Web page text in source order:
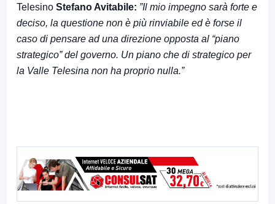
Telesino Stefano Avitabile: ”Il mio impegno sarà forte e
deciso, la questione non è più rinviabile ed è forse il
caso di pensare ad una direzione opposta al “piano
strategico” del governo. Un piano che di strategico per
la Valle Telesina non ha proprio nulla.”